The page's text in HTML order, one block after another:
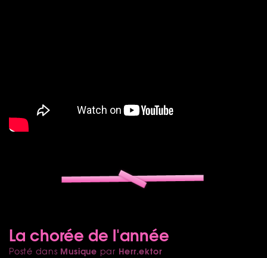
La chorée de l'année
Posté dans Musique par Herr.ektor